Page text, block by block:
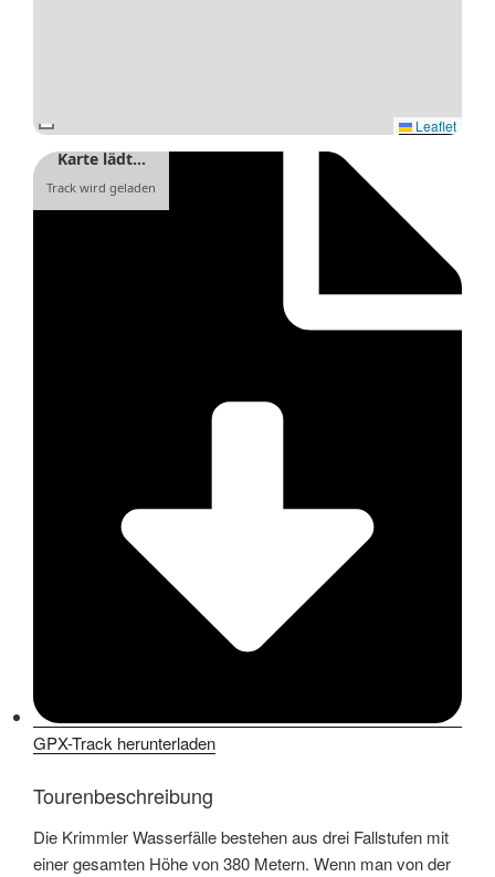
Leaflet
Karte lädt…
Track wird geladen
GPX-Track herunterladen
Tourenbeschreibung
Die Krimmler Wasserfälle bestehen aus drei Fallstufen mit
einer gesamten Höhe von 380 Metern. Wenn man von der